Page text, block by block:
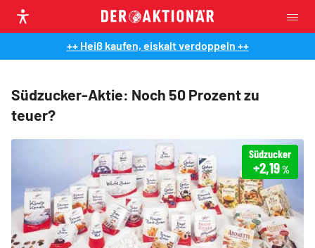
++ Heiß kaufen, eiskalt verdoppeln ++
Südzucker-Aktie: Noch 50 Prozent zu
teuer?
Südzucker
+2,19%